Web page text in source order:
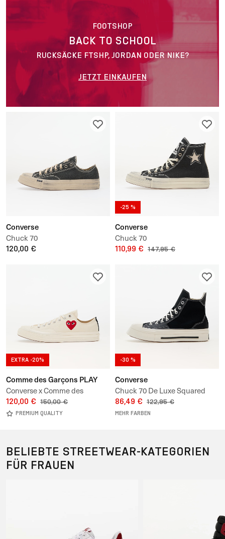
Converse
Chuck 70
120,00 €
-25 %
Converse
Chuck 70
110,99 € 147,95 €
EXTRA -20%
Comme des Garçons PLAY
Converse x Comme des
Garçons PLAY Chuck 70 OX
120,00 € 150,00 €
PREMIUM QUALITY
-30 %
Converse
Chuck 70 De Luxe Squared
86,49 € 122,95 €
MEHR FARBEN
FOOTSHOP
BACK TO SCHOOL
RUCKSÄCKE FTSHP, JORDAN ODER NIKE?
JETZT EINKAUFEN
BELIEBTE STREETWEAR-KATEGORIEN
FÜR FRAUEN